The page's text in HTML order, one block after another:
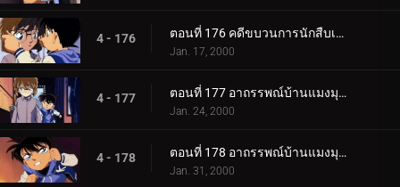
4 - 176 ตอนที่ 176 คดีขบวนการนักสืบเยาวชนหายตัว
Jan. 17, 2000
4 - 177 ตอนที่ 177 อาถรรพณ์บ้านแมงมุมที่ทตโทริ (ภาคคดี)
Jan. 24, 2000
4 - 178 ตอนที่ 178 อาถรรพณ์บ้านแมงมุมที่ทตโทริ (ภาคสงสัย)
Jan. 31, 2000